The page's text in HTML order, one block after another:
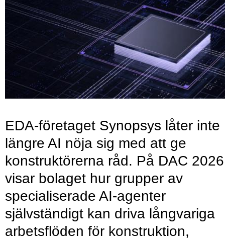
EDA-företaget Synopsys låter inte
längre AI nöja sig med att ge
konstruktörerna råd. På DAC 2026
visar bolaget hur grupper av
specialiserade AI-agenter
självständigt kan driva långvariga
arbetsflöden för konstruktion,